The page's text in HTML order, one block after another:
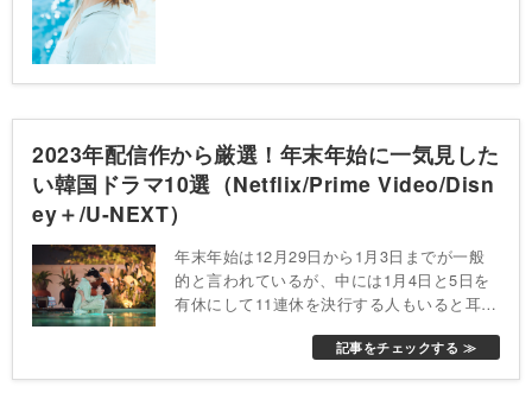
予約受付中、Blu-rayは一般セルビデオ販売店
2023年配信作から厳選！年末年始に一気見した
い韓国ドラマ10選（Netflix/Prime Video/Disn
ey＋/U-NEXT）
年末年始は12月29日から1月3日までが一般
的と言われているが、中には1月4日と5日を
有休にして11連休を決行する人もいると耳に
時間を持て余してしまう人もいるのではない
だろうか。そこで今回は、年末年始におすす
記事をチェックする ≫